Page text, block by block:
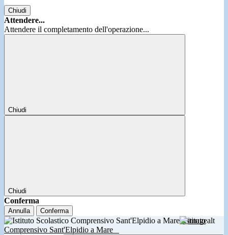
Chiudi
Attendere...
Attendere il completamento dell'operazione...
Chiudi
Chiudi
Conferma
Annulla Conferma
Istituto
Comprensivo Sant'Elpidio a Mare